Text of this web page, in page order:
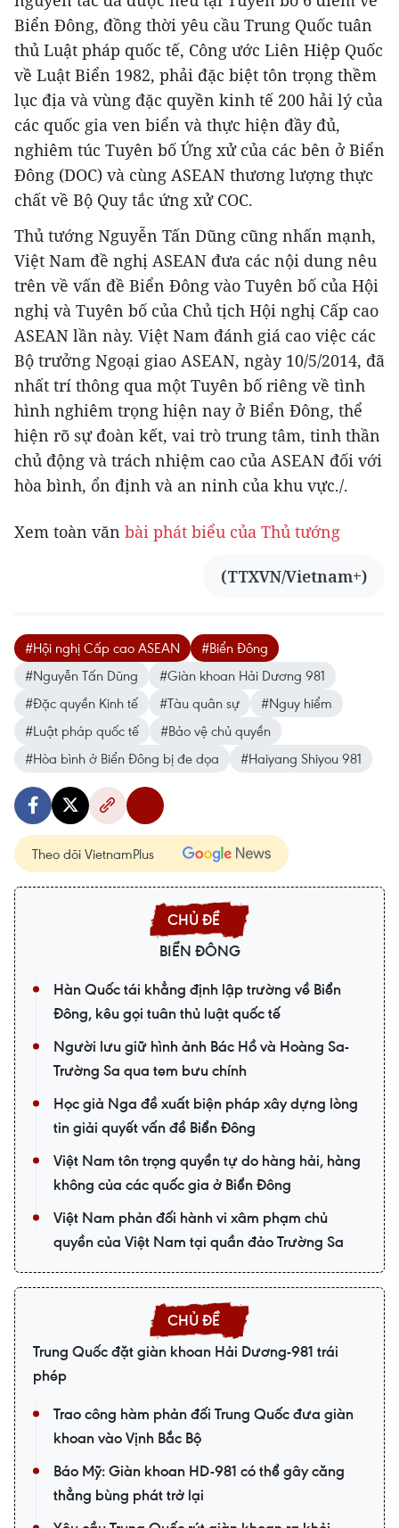
Biển Đông, đồng thời yêu cầu Trung Quốc tuân
thủ Luật pháp quốc tế, Công ước Liên Hiệp Quốc
về Luật Biển 1982, phải đặc biệt tôn trọng thềm
lục địa và vùng đặc quyền kinh tế 200 hải lý của
các quốc gia ven biển và thực hiện đầy đủ,
nghiêm túc Tuyên bố Ứng xử của các bên ở Biển
Đông (DOC) và cùng ASEAN thương lượng thực
chất về Bộ Quy tắc ứng xử COC.
Thủ tướng Nguyễn Tấn Dũng cũng nhấn mạnh,
Việt Nam đề nghị ASEAN đưa các nội dung nêu
trên về vấn đề Biển Đông vào Tuyên bố của Hội
nghị và Tuyên bố của Chủ tịch Hội nghị Cấp cao
ASEAN lần này. Việt Nam đánh giá cao việc các
Bộ trưởng Ngoại giao ASEAN, ngày 10/5/2014, đã
nhất trí thông qua một Tuyên bố riêng về tình
hình nghiêm trọng hiện nay ở Biển Đông, thể
hiện rõ sự đoàn kết, vai trò trung tâm, tinh thần
chủ động và trách nhiệm cao của ASEAN đối với
hòa bình, ổn định và an ninh của khu vực./.
Xem toàn văn bài phát biểu của Thủ tướng
(TTXVN/Vietnam+)
#Hội nghị Cấp cao ASEAN
#Biển Đông
#Nguyễn Tấn Dũng
#Giàn khoan Hải Dương 981
#Đặc quyền Kinh tế
#Tàu quân sự
#Nguy hiểm
#Luật pháp quốc tế
#Bảo vệ chủ quyền
#Hòa bình ở Biển Đông bị đe dọa
#Haiyang Shiyou 981
Theo dõi VietnamPlus
BIỂN ĐÔNG
Hàn Quốc tái khẳng định lập trường về Biển
Đông, kêu gọi tuân thủ luật quốc tế
Người lưu giữ hình ảnh Bác Hồ và Hoàng Sa-
Trường Sa qua tem bưu chính
Học giả Nga đề xuất biện pháp xây dựng lòng
tin giải quyết vấn đề Biển Đông
Việt Nam tôn trọng quyền tự do hàng hải, hàng
không của các quốc gia ở Biển Đông
Việt Nam phản đối hành vi xâm phạm chủ
quyền của Việt Nam tại quần đảo Trường Sa
Trung Quốc đặt giàn khoan Hải Dương-981 trái
phép
Trao công hàm phản đối Trung Quốc đưa giàn
khoan vào Vịnh Bắc Bộ
Báo Mỹ: Giàn khoan HD-981 có thể gây căng
thẳng bùng phát trở lại